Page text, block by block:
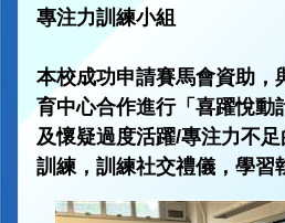
專注力訓練小組
本校成功申請賽馬會資助，
育中心合作進行「喜躍悅動
及懷疑過度活躍/專注力不
訓練，訓練社交禮儀，學習